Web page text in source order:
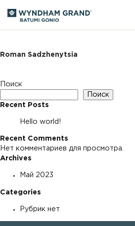
Roman Sadzhenytsia
Поиск
Поиск
Recent Posts
Hello world!
Recent Comments
Нет комментариев для просмотра.
Archives
Май 2023
Categories
Рубрик нет